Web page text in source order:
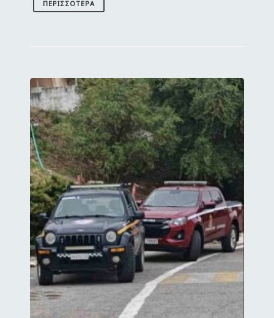
ΠΕΡΙΣΣΌΤΕΡΑ